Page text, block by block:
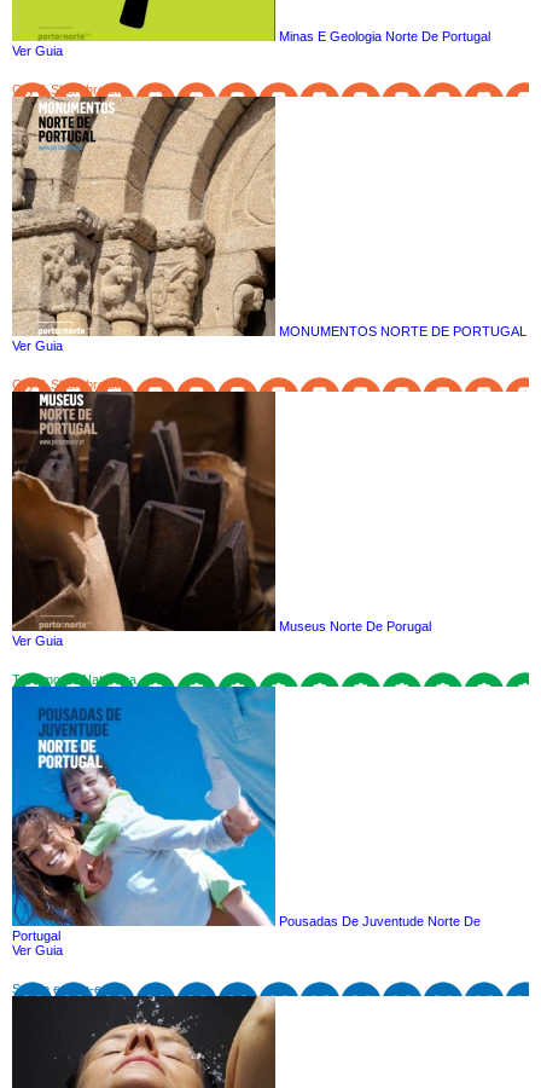
Minas E Geologia Norte De Portugal
Ver Guia
City & Short breaks
MONUMENTOS NORTE DE PORTUGAL
Ver Guia
City & Short breaks
Museus Norte De Porugal
Ver Guia
Turismo de Natureza
Pousadas De Juventude Norte De
Portugal
Ver Guia
Saúde e bem-estar